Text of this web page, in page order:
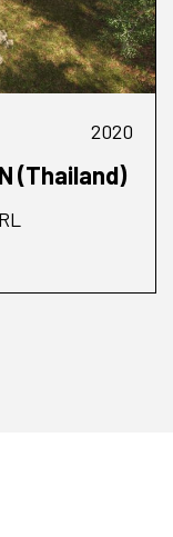
2020
(Thailand)